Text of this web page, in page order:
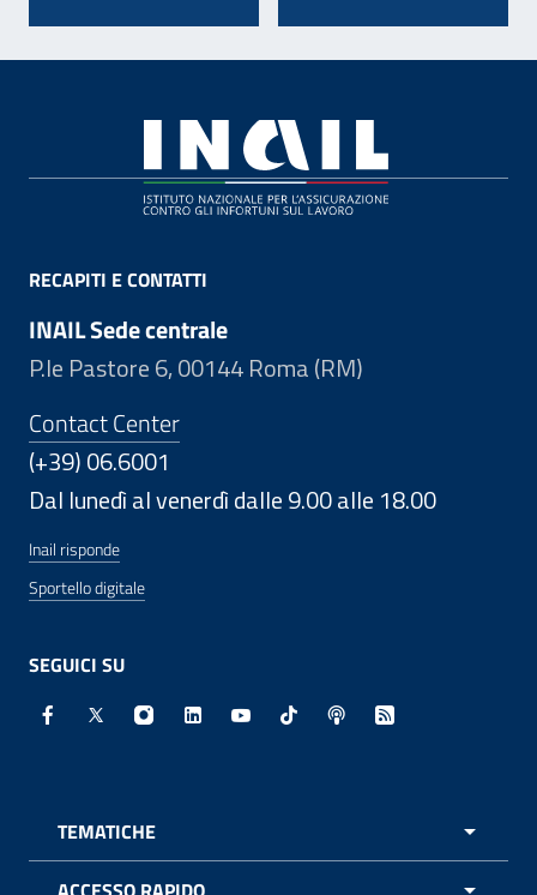
RECAPITI E CONTATTI
INAIL Sede centrale
P.le Pastore 6, 00144 Roma (RM)
Contact Center
(+39) 06.6001
Dal lunedì al venerdì dalle 9.00 alle 18.00
Inail risponde
Sportello digitale
SEGUICI SU
Facebook - Sito esterno - Apertura in nuova finestra
X - Sito esterno - Apertura in nuova finestra
Instagram - Sito esterno - Apertura in
Linkedin - Sito esterno - Apertura in
Youtube - Sito esterno -
TikTok - Sito esterno -
Spreaker - Sito
Feed RSS -
TEMATICHE